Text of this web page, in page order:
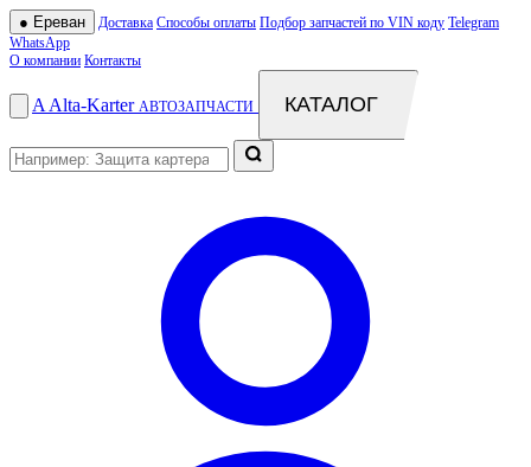
● Ереван Доставка Способы оплаты Подбор запчастей по VIN коду Telegram
WhatsApp
О компании Контакты
A Alta-Karter АВТОЗАПЧАСТИ КАТАЛОГ